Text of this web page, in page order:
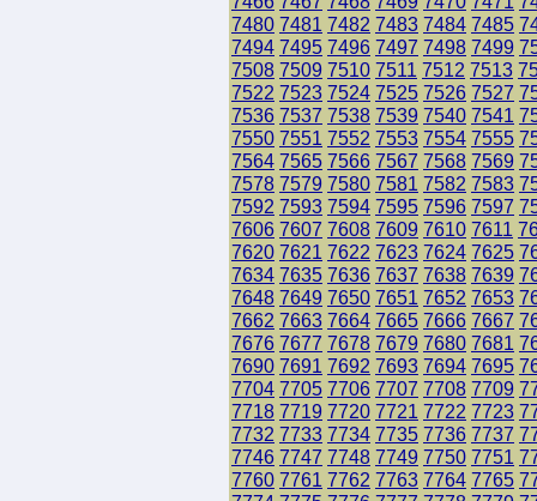
7480 7481 7482 7483 7484 7485
7494 7495 7496 7497 7498 7499
7508 7509 7510 7511 7512 7513
7522 7523 7524 7525 7526 7527
7536 7537 7538 7539 7540 7541
7550 7551 7552 7553 7554 7555
7564 7565 7566 7567 7568 7569
7578 7579 7580 7581 7582 7583
7592 7593 7594 7595 7596 7597
7606 7607 7608 7609 7610 7611
7620 7621 7622 7623 7624 7625
7634 7635 7636 7637 7638 7639
7648 7649 7650 7651 7652 7653
7662 7663 7664 7665 7666 7667
7676 7677 7678 7679 7680 7681
7690 7691 7692 7693 7694 7695
7704 7705 7706 7707 7708 7709
7718 7719 7720 7721 7722 7723
7732 7733 7734 7735 7736 7737
7746 7747 7748 7749 7750 7751
7760 7761 7762 7763 7764 7765